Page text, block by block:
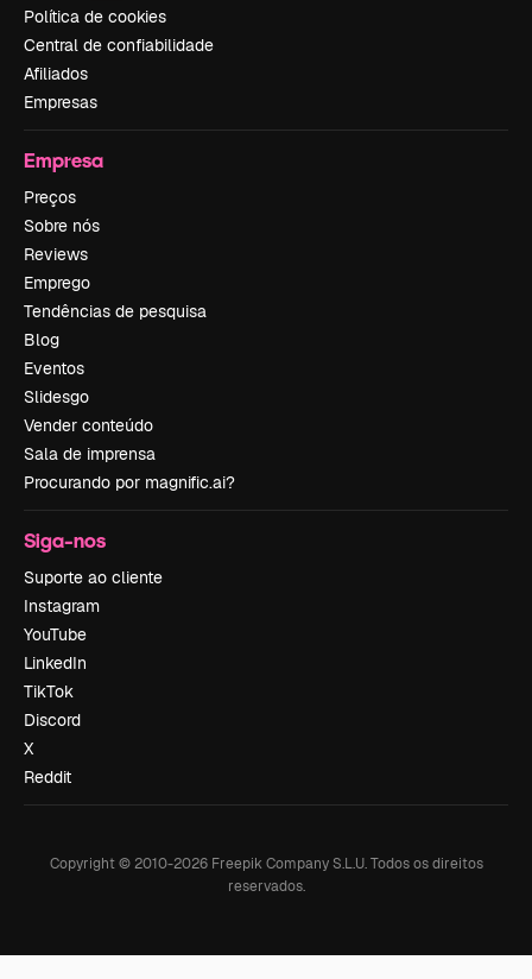
Política de cookies
Central de confiabilidade
Afiliados
Empresas
Empresa
Preços
Sobre nós
Reviews
Emprego
Tendências de pesquisa
Blog
Eventos
Slidesgo
Vender conteúdo
Sala de imprensa
Procurando por magnific.ai?
Siga-nos
Suporte ao cliente
Instagram
YouTube
LinkedIn
TikTok
Discord
X
Reddit
Copyright © 2010-2026Freepik Company S.L.U. Todos os direitos
reservados.